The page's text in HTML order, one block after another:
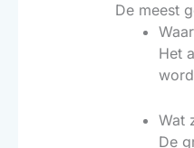
De meest
Het
Wat
De